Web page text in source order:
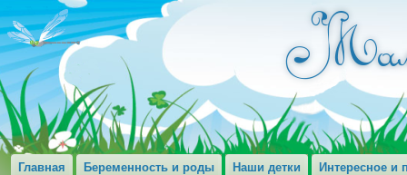
Главная Беременность и роды Наши детки Интересное и